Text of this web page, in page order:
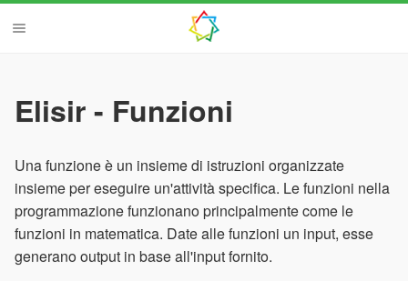
Elisir - Funzioni
Una funzione è un insieme di istruzioni organizzate
insieme per eseguire un'attività specifica. Le funzioni nella
programmazione funzionano principalmente come le
funzioni in matematica. Date alle funzioni un input, esse
generano output in base all'input fornito.